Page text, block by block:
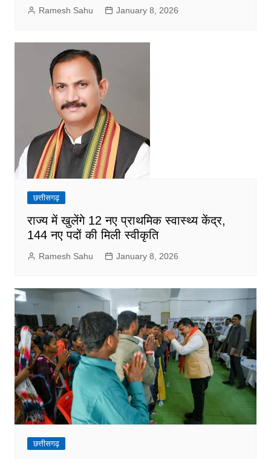
Ramesh Sahu January 8, 2026
छत्तीसगढ़
राज्य में खुलेंगे 12 नए प्राथमिक स्वास्थ्य केंद्र,
144 नए पदों की मिली स्वीकृति
Ramesh Sahu January 8, 2026
छत्तीसगढ़